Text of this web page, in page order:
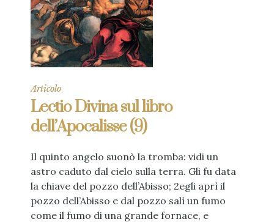
Articolo
Lectio Divina sul libro
dell’Apocalisse (9)
Il quinto angelo suonò la tromba: vidi un
astro caduto dal cielo sulla terra. Gli fu data
la chiave del pozzo dell’Abisso; 2egli aprì il
pozzo dell’Abisso e dal pozzo salì un fumo
come il fumo di una grande fornace, e